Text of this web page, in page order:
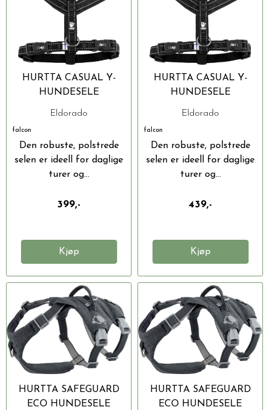
HURTTA CASUAL Y-
HUNDESELE
Eldorado
falcon
Den robuste, polstrede
selen er ideell for daglige
turer og...
399,-
Kjøp
HURTTA CASUAL Y-
HUNDESELE
Eldorado
falcon
Den robuste, polstrede
selen er ideell for daglige
turer og...
439,-
Kjøp
HURTTA SAFEGUARD
ECO HUNDESELE
HURTTA SAFEGUARD
ECO HUNDESELE